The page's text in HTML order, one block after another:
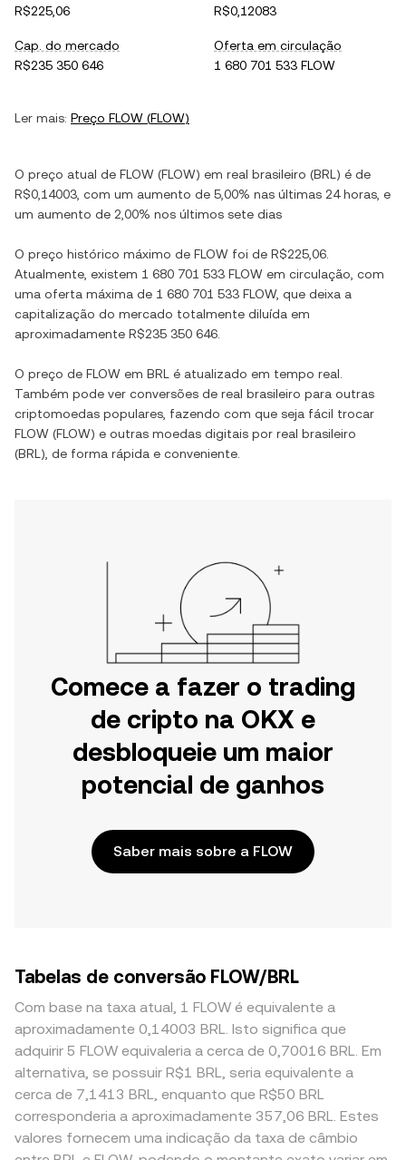
R$225,06
R$0,12083
Cap. do mercado
R$235 350 646
Oferta em circulação
1 680 701 533 FLOW
Ler mais: Preço FLOW (FLOW)
O preço atual de FLOW (FLOW) em real brasileiro (BRL ) é de
R$0,14003 , com um aumento de 5,00% nas últimas 24 horas, e
um aumento de 2,00% nos últimos sete dias
O preço histórico máximo de FLOW foi de R$225,06
Atualmente, existem 1 680 701 533 FLOW em circulação, com
uma oferta máxima de 1 680 701 533 FLOW, que deixa a
capitalização do mercado totalmente diluída em
aproximadamente R$235 350 646
O preço de FLOW em BRL é atualizado em tempo real.
Também pode ver conversões de real brasileiro para outras
criptomoedas populares, fazendo com que seja fácil trocar
FLOW (FLOW) e outras moedas digitais por real brasileiro
(BRL ), de forma rápida e conveniente.
Comece a fazer o trading
de cripto na OKX e
desbloqueie um maior
potencial de ganhos
Saber mais sobre a FLOW
Tabelas de conversão FLOW/BRL
Com base na taxa atual, 1 FLOW é equivalente a
aproximadamente 0,14003 BRL. Isto significa que
adquirir 5 FLOW equivaleria a cerca de 0,70016 BRL. Em
alternativa, se possuir R$1 BRL, seria equivalente a
cerca de 7,1413 BRL, enquanto que R$50 BRL
corresponderia a aproximadamente 357,06 BRL. Estes
valores fornecem uma indicação da taxa de câmbio